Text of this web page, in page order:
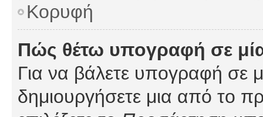
Κορυφή
Πώς θέτω υπογραφή σε
Για να βάλετε υπογραφή σε
δημιουργήσετε μια από το